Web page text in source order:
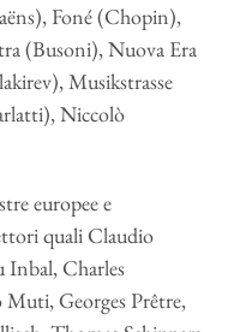
Foné (Chopin),
(Busoni), Nuova Era
Musikstrasse
Niccolò
europee e
quali Claudio
Inbal, Charles
Georges Prêtre,